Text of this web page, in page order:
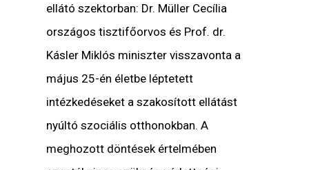
ellátó szektorban: Dr. Müller Cecília
országos tisztifőorvos és Prof. dr.
Kásler Miklós miniszter visszavonta a
május 25-én életbe léptetett
intézkedéseket a szakosított ellátást
nyúltó szociális otthonokban. A
meghozott döntések értelmében